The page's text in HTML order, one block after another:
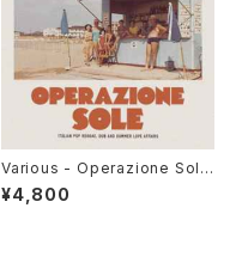
Various - Operazione Sole
(Italian Pop Reggae, Dub A
nd Summer Love Affairs)"L
¥4,800